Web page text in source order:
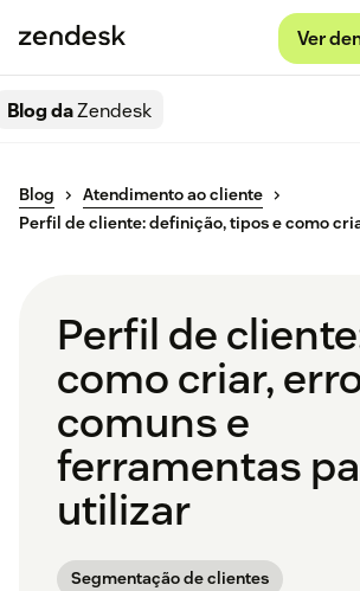
Ver
Blog daZendesk
Blog
Atendimento ao cliente
Perfil de cliente: definição, tipos e como
Perfil de
como criar,
comuns e
ferramentas
utilizar
Segmentação de clientes